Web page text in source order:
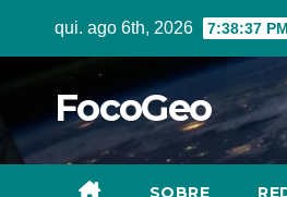
qui. ago 6th, 2026 7:38:38 PM
FocoGeo
SOBRE